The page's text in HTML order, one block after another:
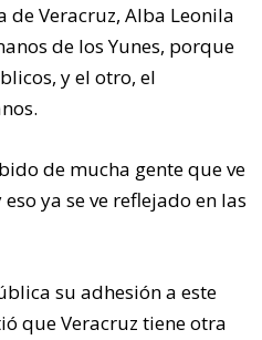
de Veracruz, Alba Leonila
de los Yunes, porque
y el otro, el
de mucha gente que ve
ya se ve reflejado en las
su adhesión a este
que Veracruz tiene otra